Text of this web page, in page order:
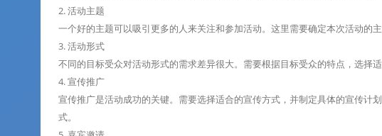
2. 活动主题
一个好的主题可以吸引更多的人来关注和参加活动。这里需要确定本次活动的
3. 活动形式
不同的目标受众对活动形式的需求差异很大。需要根据目标受众的特点，选择
4. 宣传推广
宣传推广是活动成功的关键。需要选择适合的宣传方式，并制定具体的宣传
式。